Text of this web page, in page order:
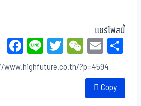
แชร์โฟสนี้
Fa
ce
bo
Li
ne
T
wi
tt
W
eC
ha
t
E
m
ail
Copy